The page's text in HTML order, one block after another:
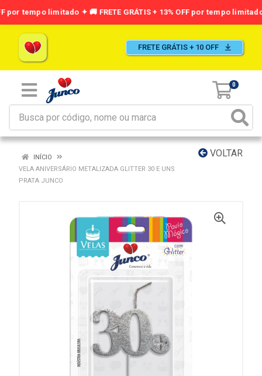
FRETE GRÁTIS + 10 OFF
0
VOLTAR
INÍCIO
VELA ANIVERSÁRIO METALIZADA GLITTER 30 E UNS
PRATA JUNCO